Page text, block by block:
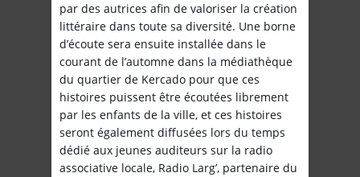
par des autrices afin de valoriser la création
littéraire dans toute sa diversité. Une borne
d’écoute sera ensuite installée dans le
courant de l’automne dans la médiathèque
du quartier de Kercado pour que ces
histoires puissent être écoutées librement
par les enfants de la ville, et ces histoires
seront également diffusées lors du temps
dédié aux jeunes auditeurs sur la radio
associative locale, Radio Larg’, partenaire du